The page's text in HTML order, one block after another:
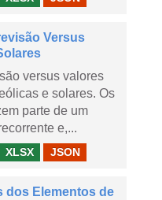
Versus
versus valores
e solares. Os
parte de um
e,...
XLSX JSON
dos Elementos de